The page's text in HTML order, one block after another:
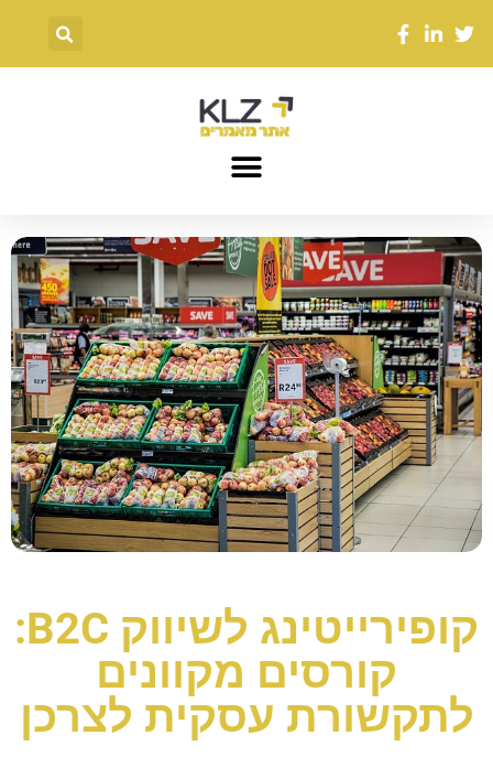
קופירייטינג לשיווק B2C:
קורסים מקוונים
לתקשורת עסקית לצרכן